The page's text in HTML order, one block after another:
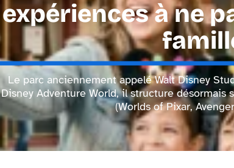
expériences à ne
Le parc anciennement appelé Walt Disney
Disney Adventure World, il structure désormais
(Worlds of Pixar,